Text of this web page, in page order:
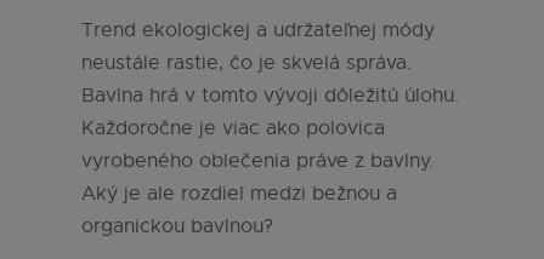
Trend ekologickej a udržateľnej módy
neustále rastie, čo je skvelá správa.
Bavlna hrá v tomto vývoji dôležitú úlohu.
Každoročne je viac ako polovica
vyrobeného oblečenia práve z bavlny.
Aký je ale rozdiel medzi bežnou a
organickou bavlnou?